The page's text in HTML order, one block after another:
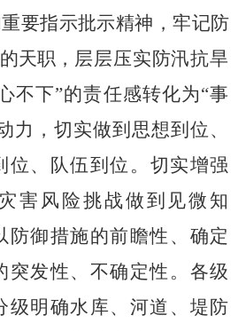
要指示批示精神，牢记防
天职 ， 层层压实防汛抗旱
不下”的责任感转化为“事
力，切实做到思想到位、
位、队伍到位 。切实增强
害风险挑战做到见微知
防御措施的前瞻性、确定
突发性、不确定性。各级
级明确水库、河道、堤防